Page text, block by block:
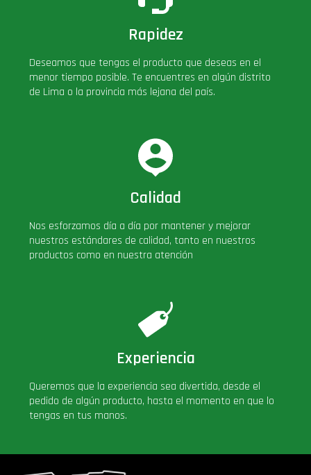
Rapidez
Deseamos que tengas el producto que deseas en el
menor tiempo posible. Te encuentres en algún distrito
de Lima o la provincia más lejana del país.
Calidad
Nos esforzamos día a día por mantener y mejorar
nuestros estándares de calidad, tanto en nuestros
productos como en nuestra atención
Experiencia
Queremos que la experiencia sea divertida, desde el
pedido de algún producto, hasta el momento en que lo
tengas en tus manos.